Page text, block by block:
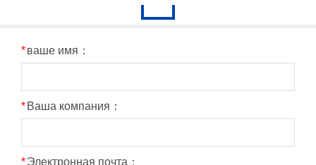
*ваше имя：
* Ваша компания：
*Электронная почта：